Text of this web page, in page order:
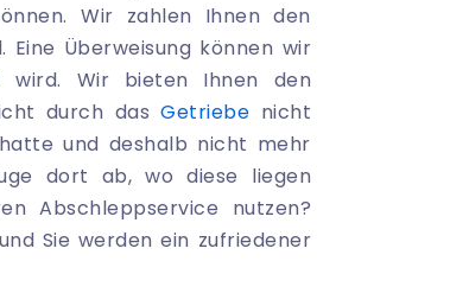
Wir zahlen Ihnen den
Überweisung können wir
wird. Wir bieten Ihnen den
durch dasGetriebe nicht
und deshalb nicht mehr
dort ab, wo diese liegen
Abschleppservice nutzen?
und Sie werden ein zufriedener